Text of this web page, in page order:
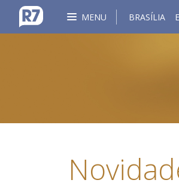
MENU BRASÍLIA